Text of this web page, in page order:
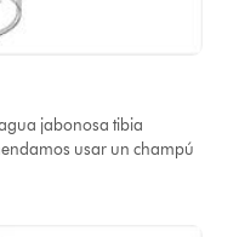
jabonosa tibia
usar un champú